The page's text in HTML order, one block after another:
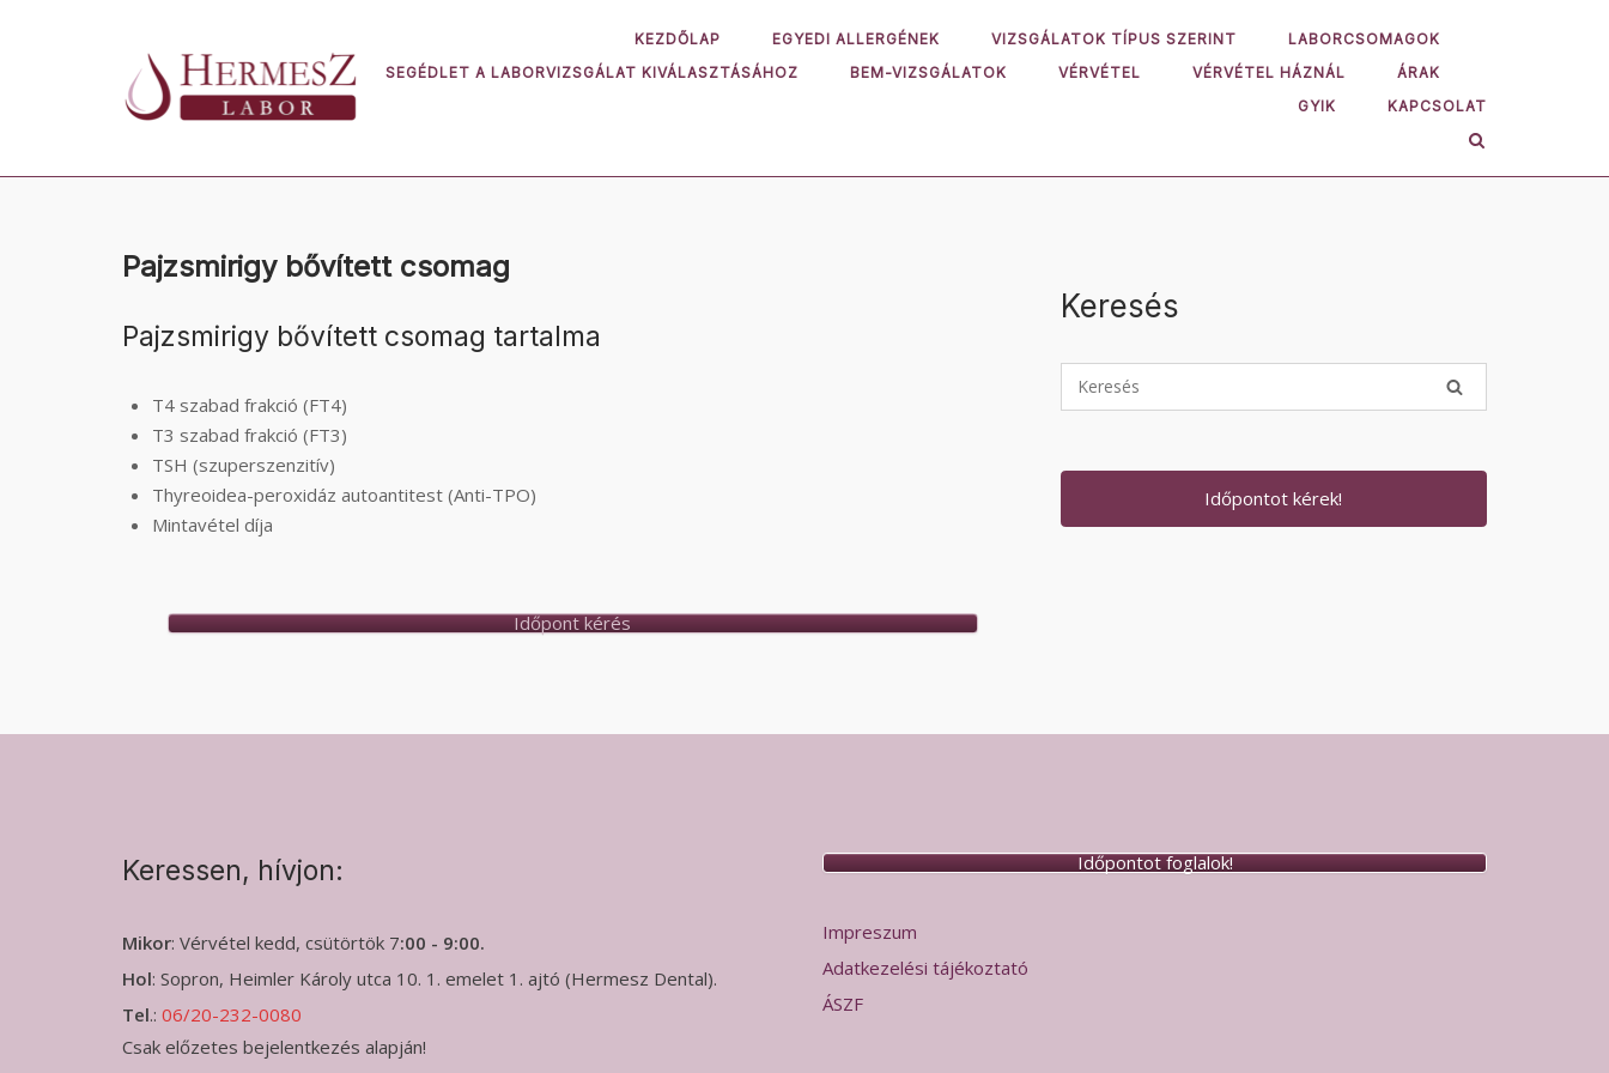
KEZDŐLAP EGYEDI ALLERGÉNEK VIZSGÁLATOK TÍPUS SZERINT
LABORCSOMAGOK
SEGÉDLET A LABORVIZSGÁLAT KIVÁLASZTÁSÁHOZ
BEM-VIZSGÁLATOK VÉRVÉTEL VÉRVÉTEL HÁZNÁL
ÁRAK
GYIK
KAPCSOLAT
Pajzsmirigy bővített csomag
Pajzsmirigy bővített csomag tartalma
T4 szabad frakció (FT4)
T3 szabad frakció (FT3)
TSH (szuperszenzitív)
Thyreoidea-peroxidáz autoantitest (Anti-TPO)
Mintavétel díja
Időpont kérés
Keresés
Időpontot kérek!
Keressen, hívjon:
Mikor: Vérvétel kedd, csütörtök 7:00 - 9:00.
Hol: Sopron, Heimler Károly utca 10. 1. emelet 1. ajtó (Hermesz Dental).
Tel.: 06/20-232-0080
Csak előzetes bejelentkezés alapján!
Időpontot foglalok!
Impreszum
Adatkezelési tájékoztató
ÁSZF